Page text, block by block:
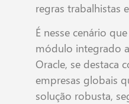
regras trabalhistas
É nesse cenário
módulo integrado
Oracle, se destaca
empresas globais
solução robusta,